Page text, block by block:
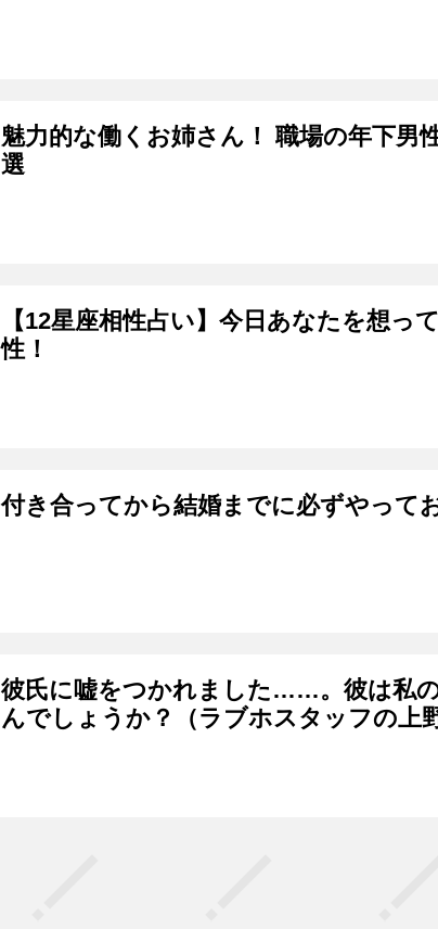
魅力的な働くお姉さん！ 職場の年下男
選
【12星座相性占い】今日あなたを想っ
性！
付き合ってから結婚までに必ずやって
彼氏に嘘をつかれました……。彼は私
んでしょうか？（ラブホスタッフの上